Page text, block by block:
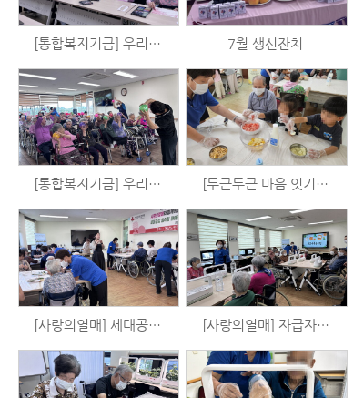
[통합복지기금] 우리는 시니어 예술가 시즌3 - 미술활동 (7/21) 7월 생신잔치
[통합복지기금] 우리는 시니어 예술가 시즌3 - 체육활동 (7/15) [두근두근 마음 잇기 사업] 수박화채 만들기
[사랑의열매] 세대공감 원예치료 - 아로마 목걸이 만들기 (7/11) [사랑의열매] 자급자족 홈파밍 - 로메인, 루꼴라 (7/6)